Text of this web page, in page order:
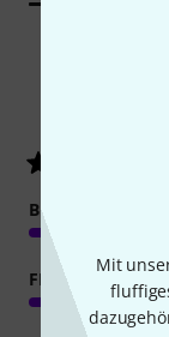
Mit
BEDIENUNG
FEATURES